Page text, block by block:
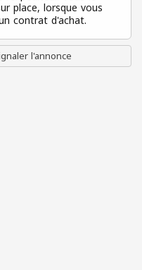
place, lorsque vous
contrat d'achat.
l'annonce